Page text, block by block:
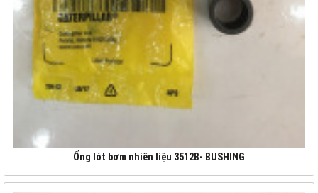
Ống lót bơm nhiên liệu 3512B- BUSHING